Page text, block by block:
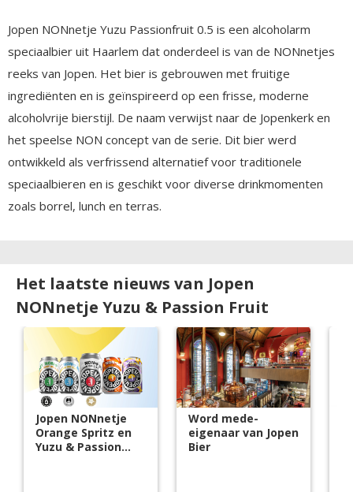
Jopen NONnetje Yuzu Passionfruit 0.5 is een alcoholarm
speciaalbier uit Haarlem dat onderdeel is van de NONnetjes
reeks van Jopen. Het bier is gebrouwen met fruitige
ingrediënten en is geïnspireerd op een frisse, moderne
alcoholvrije bierstijl. De naam verwijst naar de Jopenkerk en
het speelse NON concept van de serie. Dit bier werd
ontwikkeld als verfrissend alternatief voor traditionele
speciaalbieren en is geschikt voor diverse drinkmomenten
zoals borrel, lunch en terras.
Het laatste nieuws van Jopen
NONnetje Yuzu & Passion Fruit
Jopen NONnetje
Orange Spritz en
Yuzu & Passion
Word mede-
eigenaar van Jopen
Bier